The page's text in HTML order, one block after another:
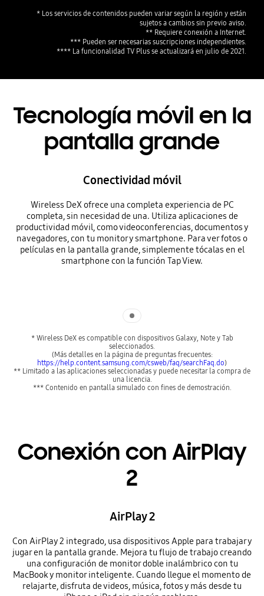
* Los servicios de contenidos pueden variar según la región y están
sujetos a cambios sin previo aviso.
** Requiere conexión a Internet.
*** Pueden ser necesarias suscripciones independientes.
**** La funcionalidad TV Plus se actualizará en julio de 2021.
Tecnología móvil en la
pantalla grande
Conectividad móvil
Wireless DeX ofrece una completa experiencia de PC
completa, sin necesidad de una. Utiliza aplicaciones de
productividad móvil, como videoconferencias, documentos y
navegadores, con tu monitor y smartphone. Para ver fotos o
películas en la pantalla grande, simplemente tócalas en el
smartphone con la función Tap View.
* Wireless DeX es compatible con dispositivos Galaxy, Note y Tab
seleccionados.
(Más detalles en la página de preguntas frecuentes:
https://help.content.samsung.com/csweb/faq/searchFaq.do)
** Limitado a las aplicaciones seleccionadas y puede necesitar la compra de
una licencia.
*** Contenido en pantalla simulado con fines de demostración.
Conexión con AirPlay
2
AirPlay 2
Con AirPlay 2 integrado, usa dispositivos Apple para trabajar y
jugar en la pantalla grande. Mejora tu flujo de trabajo creando
una configuración de monitor doble inalámbrico con tu
MacBook y monitor inteligente. Cuando llegue el momento de
relajarte, disfruta de videos, música, fotos y más desde tu